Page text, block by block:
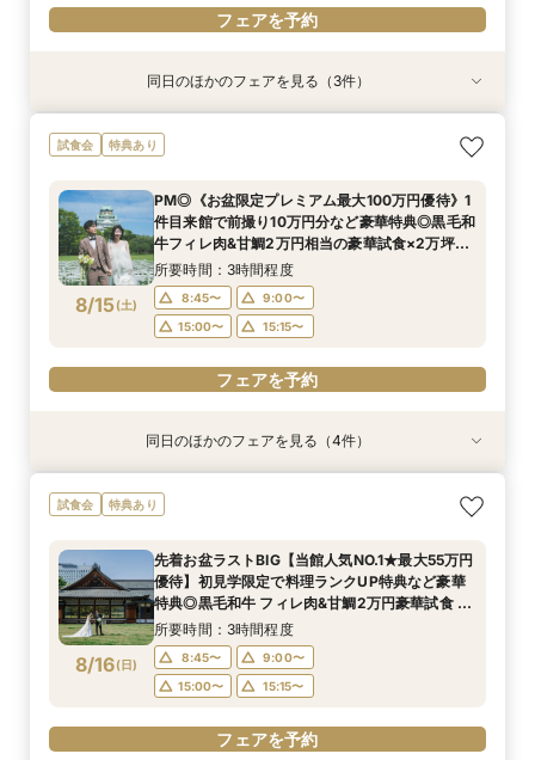
フェアを予約
特典あり
8/14(金)
ガーデン挙式丸わかり◎2万坪の庭園満喫×オリ
ジナルウェディング庭園&会場見学×国産和牛
所要時間：3時間程度
8:45〜
9:00〜
15:00〜
15:15〜
フェアを予約
特典あり
8/14(金)
【料理重視の方へおすすめ】組数限定◆グラン
シェフ豊後昌幸が手掛ける黒毛和牛etc2万円相
所要時間：3時間程度
8:45〜
9:00〜
15:00〜
15:15〜
フェアを予約
特典あり
8/14(金)
【神社式相談フェア】提携有名神社紹介!AM来館
で本番さながらの披露宴体験 国産 和牛フィレ肉
分特典>
所要時間：3時間程度
8:45〜
9:00〜
15:00〜
15:15〜
フェアを予約
同日のほかのフェアを見る（3件）
試食会 特典あり
8/15(土)
PM◎《お盆限定プレミアム最大100万円優待》1
件目来館で前撮り10万円分など豪華特典◎黒毛和
牛フィレ肉&甘鯛2万円相当の豪華試食×2万坪の
庭園+迎賓館の見学ツアー
所要時間：3時間程度
8:45〜
9:00〜
15:00〜
15:15〜
フェアを予約
特典あり
8/15(土)
【東京開催/土日】東京サロンで《大阪迎賓館》
のご相談＆お打合せ！
9:00〜 15:00〜
フェアを予約
特典あり
8/15(土)
お盆プレミアム【神社式相談フェア】提携有名神
社紹介!AM来館で本番さながらの披露宴体験 国
で前撮り10万円分特典>
所要時間：3時間程度
8:45〜
9:00〜
15:00〜
15:15〜
フェアを予約
特典あり
8/15(土)
ガーデン挙式丸わかり◎2万坪の庭園満喫×オリ
ジナルウェディング庭園&会場見学×国産和牛
所要時間：3時間程度
8:45〜
9:00〜
15:00〜
15:15〜
フェアを予約
特典あり
8/15(土)
【料理重視の方へおすすめ】組数限定◆グラン
シェフ豊後昌幸が手掛ける黒毛和牛etc2万円相
所要時間：3時間程度
8:45〜
9:00〜
15:00〜
15:15〜
フェアを予約
同日のほかのフェアを見る（4件）
試食会 特典あり
8/16(日)
先着お盆ラストBIG【当館人気NO.1★最大55万円
優待】初見学限定で料理ランクUP特典など豪華
特典◎黒毛和牛 フィレ肉&甘鯛2万円豪華試食 非
公開茶室で和抹茶体験 庭園+迎賓館の見学ツアー
所要時間：3時間程度
8:45〜
9:00〜
15:00〜
15:15〜
フェアを予約